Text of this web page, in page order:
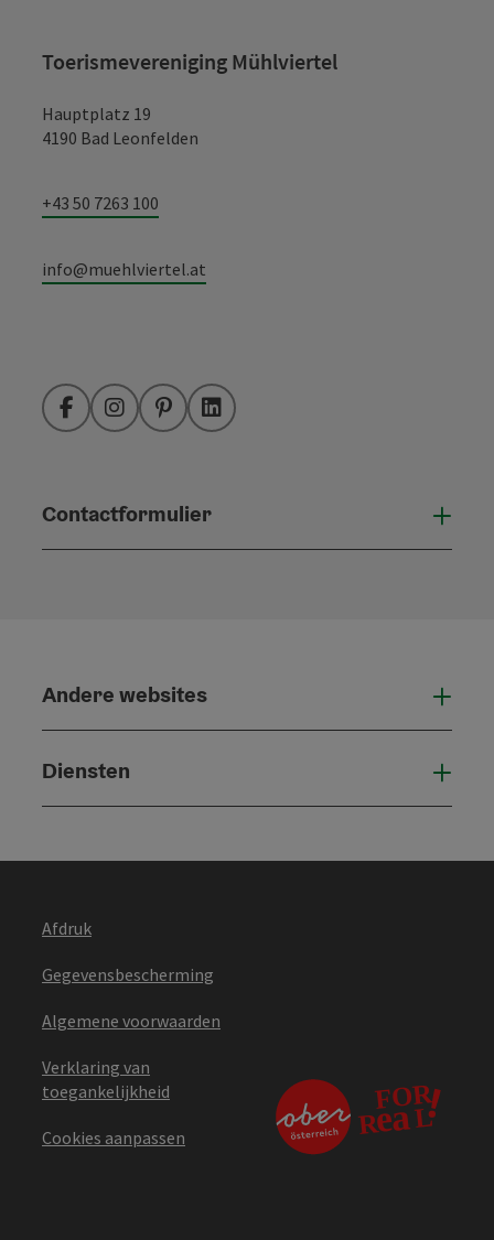
Toerismevereniging Mühlviertel
Hauptplatz 19
4190 Bad Leonfelden
+43 50 7263 100
info@muehlviertel.at
FacebookInstagramPinterestLinkedIn
Contactformulier
Andere websites
Diensten
Afdruk
Gegevensbescherming
Algemene voorwaarden
Verklaring van
toegankelijkheid
Cookies aanpassen